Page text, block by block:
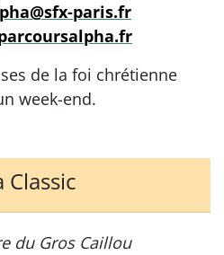
paris.fr
de la foi chrétienne
week-end.
du Gros Caillou